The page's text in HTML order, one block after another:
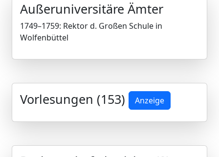
Außeruniversitäre Ämter
1749–1759: Rektor d. Großen Schule in
Wolfenbüttel
Vorlesungen (153) Anzeige